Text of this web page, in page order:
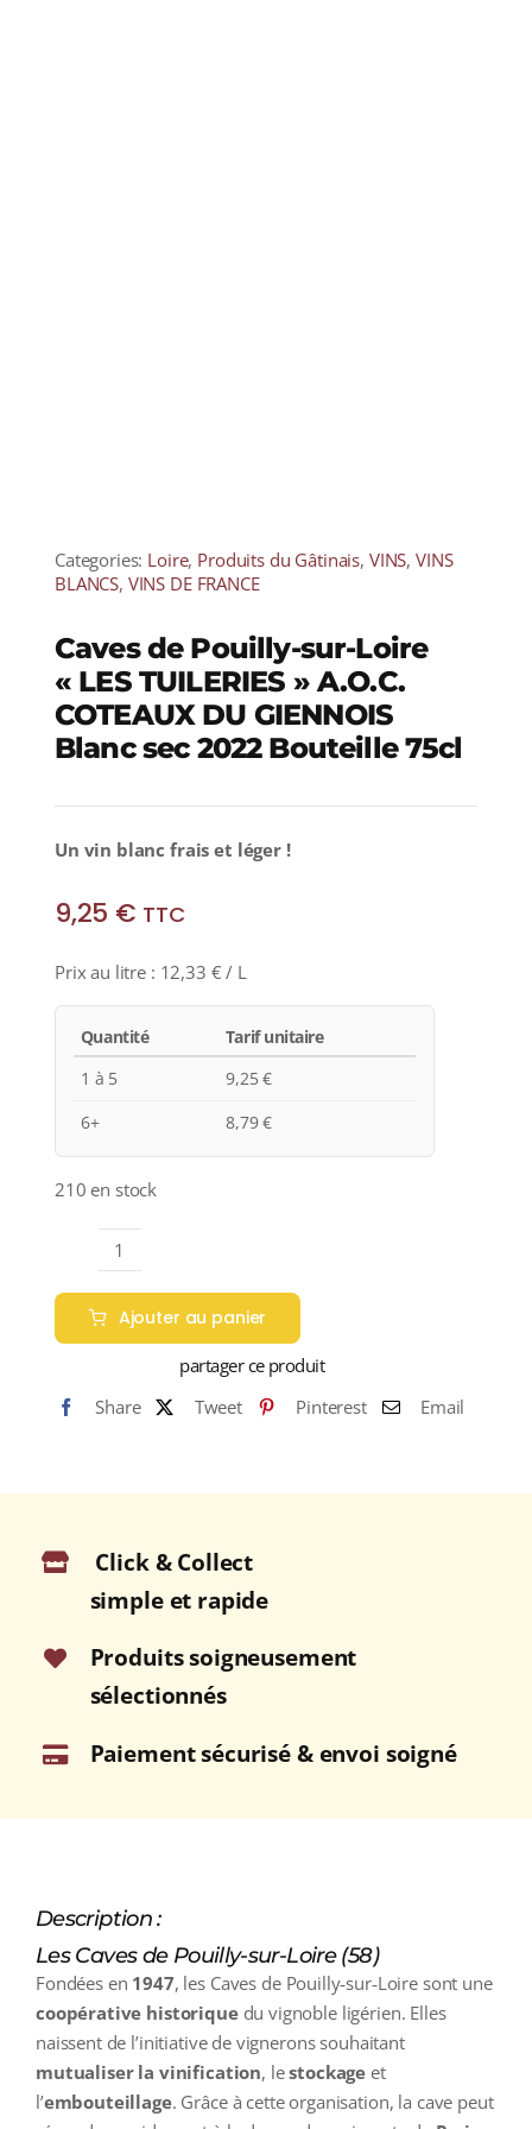
Categories: Loire, Produits du Gâtinais, VINS, VINS
BLANCS, VINS DE FRANCE
Caves de Pouilly-sur-Loire
« LES TUILERIES » A.O.C.
COTEAUX DU GIENNOIS
Blanc sec 2022 Bouteille 75cl
Un vin blanc frais et léger !
9,25 € TTC
Prix au litre : 12,33 € / L
Quantité
Tarif unitaire
1 à 5
9,25€
6+
8,79€
210 en stock
quantité
de
Caves
de
sur-
TUILERIES"
COTEAUX
GIENNOIS
Blanc
2022
75cl
Ajouter au panier
partager ce produit
Share
Tweet Pinterest Email
Click & Collect
simple et rapide
Produits soigneusement
sélectionnés
Paiement sécurisé & envoi soigné
Description :
Les Caves de Pouilly-sur-Loire (58)
Fondées en 1947, les Caves de Pouilly‑sur‑Loire sont une
coopérative historiquedu vignoble ligérien. Elles
naissent de l’initiative de vignerons souhaitant
mutualiser la vinification, lestockage et
l’embouteillage. Grâce à cette organisation, la cave peut